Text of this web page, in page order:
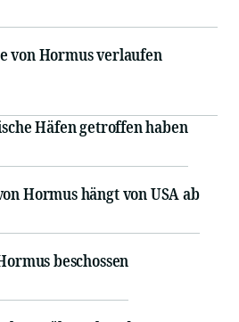
von Hormus verlaufen
Häfen getroffen haben
Hormus hängt von USA ab
beschossen